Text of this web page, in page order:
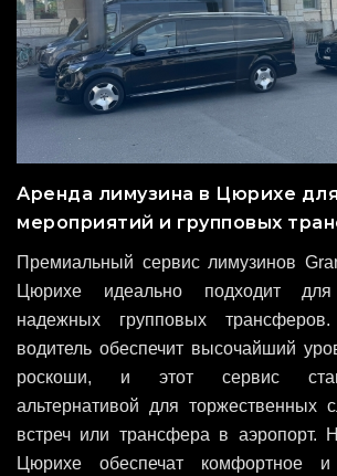
Аренда лимузина в Цюрихе
мероприятий и групповых
Премиальный сервис лимузинов
Цюрихе идеально подходит
надежных групповых
водитель обеспечит высочайший
роскоши, и этот сервис
альтернативой для торжественных
встреч или трансфера в аэропорт.
Цюрихе обеспечат комфортное и